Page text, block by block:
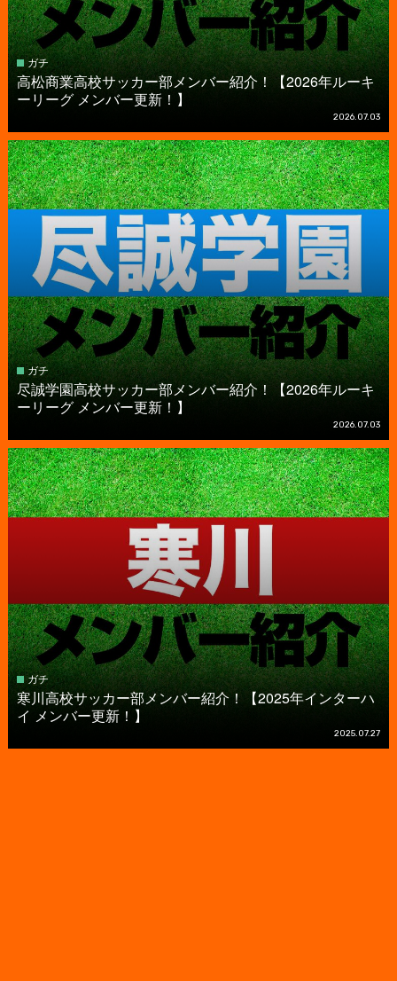
ガチ
高松商業高校サッカー部メンバー紹介！【2026年ルーキ
ーリーグ メンバー更新！】
2026.07.03
ガチ
尽誠学園高校サッカー部メンバー紹介！【2026年ルーキ
ーリーグ メンバー更新！】
2026.07.03
ガチ
寒川高校サッカー部メンバー紹介！【2025年インターハ
イ メンバー更新！】
2025.07.27